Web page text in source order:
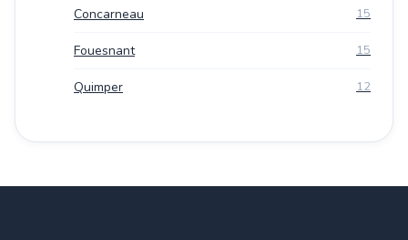
Concarneau 15
Fouesnant 15
Quimper 12